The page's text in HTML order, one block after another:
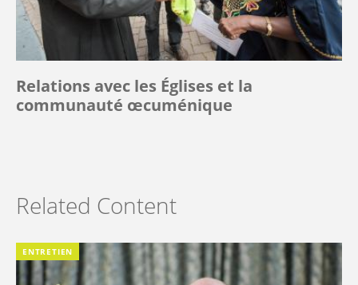
Relations avec les Églises et la
communauté œcuménique
Related Content
ENTRETIEN